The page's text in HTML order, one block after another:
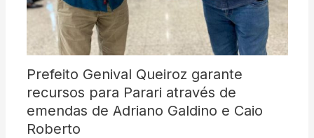
Prefeito Genival Queiroz garante
recursos para Parari através de
emendas de Adriano Galdino e Caio
Roberto